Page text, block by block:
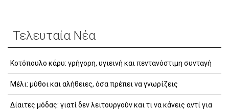
Τελευταία Νέα
Κοτόπουλο κάρυ: γρήγορη, υγιεινή και πεντανόστιμη συνταγή
Μέλι: μύθοι και αλήθειες, όσα πρέπει να γνωρίζεις
Δίαιτες μόδας: γιατί δεν λειτουργούν και τι να κάνεις αντί για